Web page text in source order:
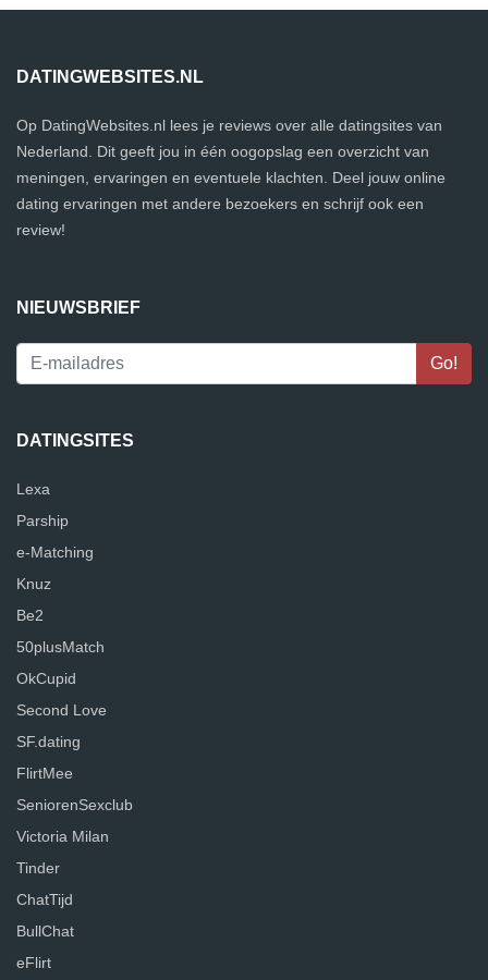
DATINGWEBSITES.NL
Op DatingWebsites.nl lees je reviews over alle datingsites van
Nederland. Dit geeft jou in één oogopslag een overzicht van
meningen, ervaringen en eventuele klachten. Deel jouw online
dating ervaringen met andere bezoekers en schrijf ook een
review!
NIEUWSBRIEF
DATINGSITES
Lexa
Parship
e-Matching
Knuz
Be2
50plusMatch
OkCupid
Second Love
SF.dating
FlirtMee
SeniorenSexclub
Victoria Milan
Tinder
ChatTijd
BullChat
eFlirt